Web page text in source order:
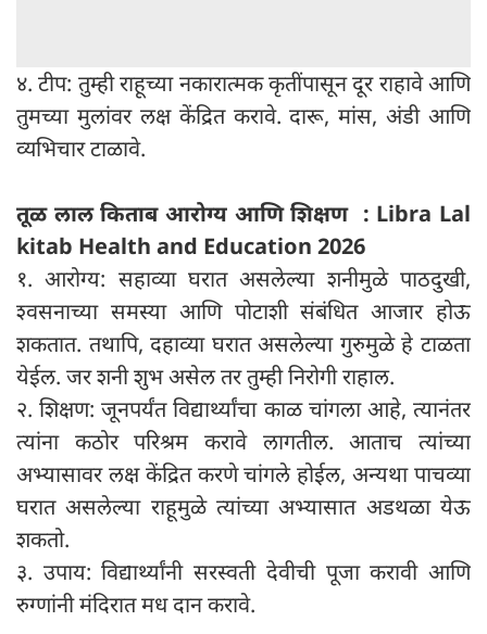
४. टीप: तुम्ही राहूच्या नकारात्मक कृतींपासून दूर राहावे आणि
तुमच्या मुलांवर लक्ष केंद्रित करावे. दारू, मांस, अंडी आणि
व्यभिचार टाळावे.
तूळ लाल किताब आरोग्य आणि शिक्षण : Libra Lal
kitab Health and Education 2026
१. आरोग्य: सहाव्या घरात असलेल्या शनीमुळे पाठदुखी,
श्वसनाच्या समस्या आणि पोटाशी संबंधित आजार होऊ
शकतात. तथापि, दहाव्या घरात असलेल्या गुरुमुळे हे टाळता
येईल. जर शनी शुभ असेल तर तुम्ही निरोगी राहाल.
२. शिक्षण: जूनपर्यंत विद्यार्थ्यांचा काळ चांगला आहे, त्यानंतर
त्यांना कठोर परिश्रम करावे लागतील. आताच त्यांच्या
अभ्यासावर लक्ष केंद्रित करणे चांगले होईल, अन्यथा पाचव्या
घरात असलेल्या राहूमुळे त्यांच्या अभ्यासात अडथळा येऊ
शकतो.
३. उपाय: विद्यार्थ्यांनी सरस्वती देवीची पूजा करावी आणि
रुग्णांनी मंदिरात मध दान करावे.